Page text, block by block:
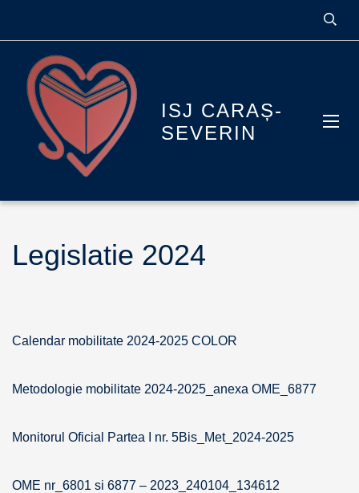
ISJ CARAȘ-
SEVERIN
Legislatie 2024
Calendar mobilitate 2024-2025 COLOR
Metodologie mobilitate 2024-2025_anexa OME_6877
Monitorul Oficial Partea I nr. 5Bis_Met_2024-2025
OME nr_6801 si 6877 – 2023_240104_134612